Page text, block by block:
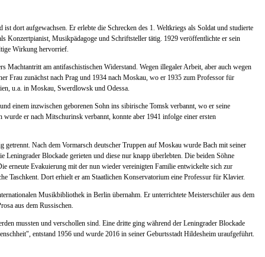
dort aufgewachsen. Er erlebte die Schrecken des 1. Weltkriegs als Soldat und studierte
Musikpädagoge und Schriftsteller tätig. 1929 veröffentlichte er sein
Wirkung hervorrief.
am antifaschistischen Widerstand. Wegen illegaler Arbeit, aber auch wegen
Frau zunächst nach Prag und 1934 nach Moskau, wo er 1935 zum Professor für
u.a. in Moskau, Swerdlowsk und Odessa.
einem inzwischen geborenen Sohn ins sibirische Tomsk verbannt, wo er seine
er nach Mitschurinsk verbannt, konnte aber 1941 infolge einer ersten
Nach dem Vormarsch deutscher Truppen auf Moskau wurde Bach mit seiner
Blockade gerieten und diese nur knapp überlebten. Die beiden Söhne
erneute Evakuierung mit der nun wieder vereinigten Familie entwickelte sich zur
Taschkent. Dort erhielt er am Staatlichen Konservatorium eine Professur für Klavier.
Musikbibliothek in Berlin übernahm. Er unterrichtete Meisterschüler aus dem
aus dem Russischen.
mussten und verschollen sind. Eine dritte ging während der Leningrader Blockade
entstand 1956 und wurde 2016 in seiner Geburtsstadt Hildesheim uraufgeführt.